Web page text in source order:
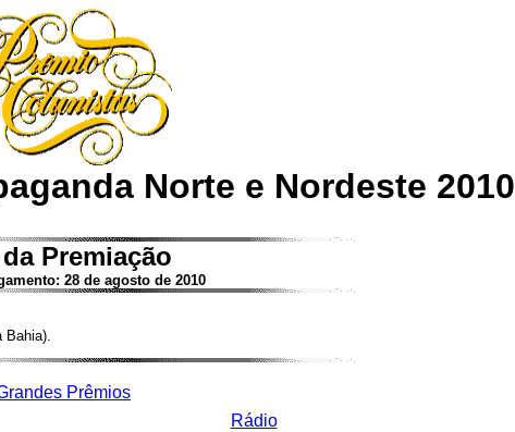
Norte e Nordeste 2010
Premiação
28 de agosto de 2010
Prêmios
Rádio